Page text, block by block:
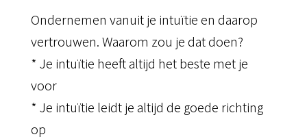
Ondernemen vanuit je intuïtie en daarop
vertrouwen. Waarom zou je dat doen?
* Je intuïtie heeft altijd het beste met je
voor
* Je intuïtie leidt je altijd de goede richting
op